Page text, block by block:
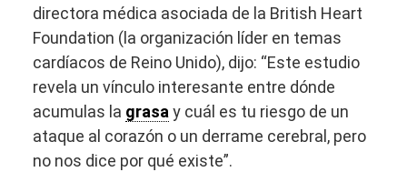
directora médica asociada de la British Heart
Foundation (la organización líder en temas
cardíacos de Reino Unido), dijo: “Este estudio
revela un vínculo interesante entre dónde
acumulas la grasa y cuál es tu riesgo de un
ataque al corazón o un derrame cerebral, pero
no nos dice por qué existe”.